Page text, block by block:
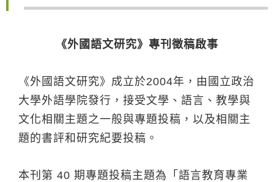
《外國語文研究》專刊徵稿啟事
《外國語文研究》成立於2004年，由國立政治
大學外語學院發行，接受文學、語言、教學與
文化相關主題之一般與專題投稿，以及相關主
題的書評和研究紀要投稿。
本刊第 40 期專題投稿主題為「語言教育專業